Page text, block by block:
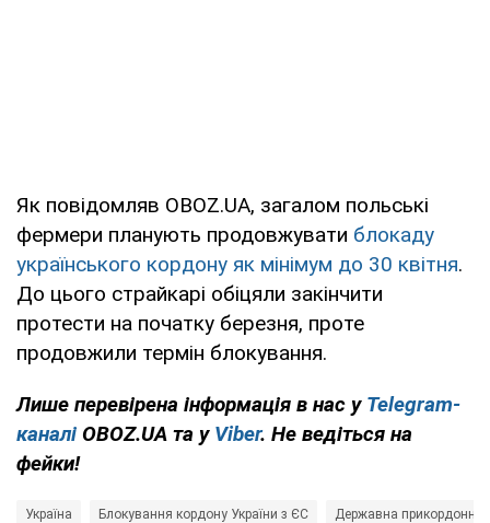
Як повідомляв OBOZ.UA, загалом польські
фермери планують продовжувати блокаду
українського кордону як мінімум до 30 квітня.
До цього страйкарі обіцяли закінчити
протести на початку березня, проте
продовжили термін блокування.
Лише перевірена інформація в нас у Telegram-
каналі OBOZ.UA та у Viber. Не ведіться на
фейки!
Україна Блокування кордону України з ЄС Державна прикордонна